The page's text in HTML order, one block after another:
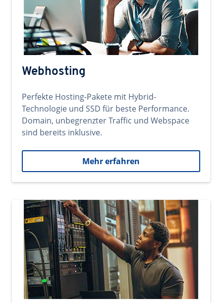
Webhosting
Perfekte Hosting-Pakete mit Hybrid-
Technologie und SSD für beste Performance.
Domain, unbegrenzter Traffic und Webspace
sind bereits inklusive.
Mehr erfahren